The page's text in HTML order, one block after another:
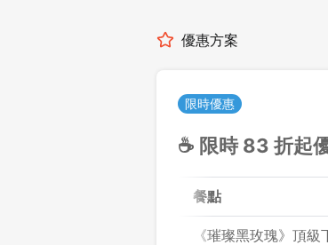
優惠方案
限時優惠
☕ 限時 83 折起
餐點
《璀璨黑玫瑰》頂級